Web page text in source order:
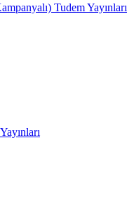
Tudem Yayınları